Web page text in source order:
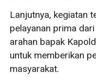
Lanjutnya, kegiatan
pelayanan prima
arahan bapak
untuk memberikan
masyarakat.